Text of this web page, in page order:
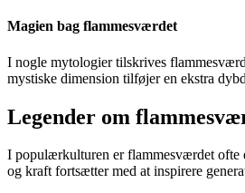
Magien bag flammesværdet
I nogle mytologier tilskrives
mystiske dimension tilføjer en ekstra
Legender om
I populærkulturen er flammesværdet ofte
og kraft fortsætter med at inspirere